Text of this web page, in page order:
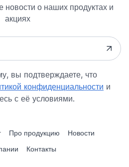
новости о наших продуктах и
акциях
вы подтверждаете, что
конфиденциальности и
с её условиями.
Про продукцию
Новости
Контакты